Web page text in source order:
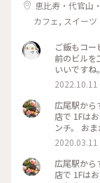
恵比寿・代官山
カフェ, スイーツ
ご飯もコ
前のビルを
いいですね。
2022.10.11
広尾駅か
店で 1Fは
ンチ。 お
ルシー（
付きです
#わたしの
2020.03.11
広尾駅か
店で 1Fは